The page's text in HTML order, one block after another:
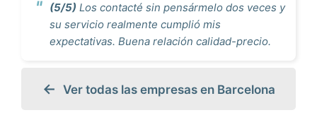
(5/5) Los contacté sin pensármelo dos veces y
su servicio realmente cumplió mis
expectativas. Buena relación calidad-precio.
Ver todas las empresas en Barcelona